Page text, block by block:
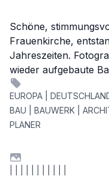
Schöne,
Frauenkirche,
Jahreszeiten.
wieder aufgebaute
EUROPA |
BAU | BAUWERK |
PLANER